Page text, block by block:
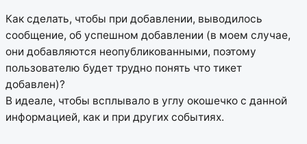
Как сделать, чтобы при добавлении, выводилось
сообщение, об успешном добавлении (в моем случае,
они добавляются неопубликованными, поэтому
пользователю будет трудно понять что тикет
добавлен)?
В идеале, чтобы всплывало в углу окошечко с данной
информацией, как и при других событиях.